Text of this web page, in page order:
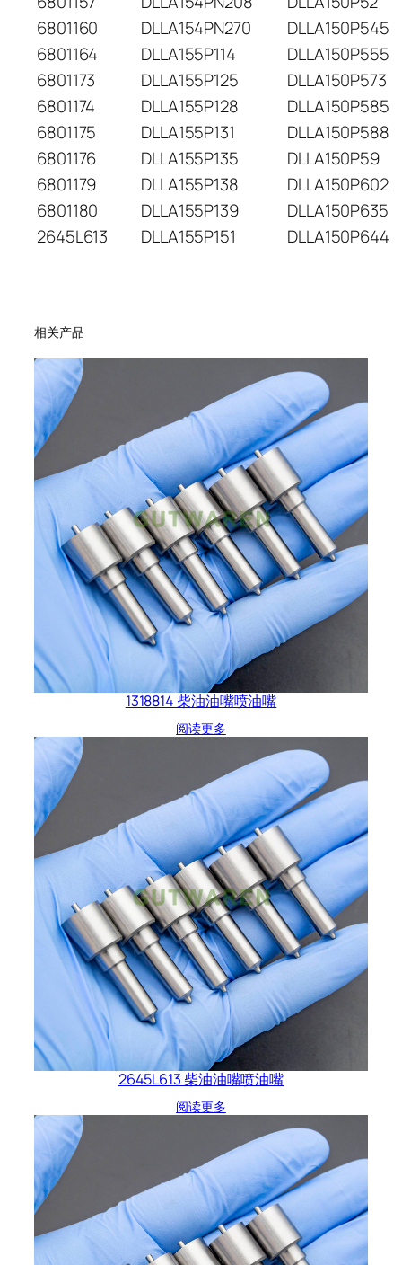
6801160
DLLA154PN270
DLLA150P545
6801164
DLLA155P114
DLLA150P555
6801173
DLLA155P125
DLLA150P573
6801174
DLLA155P128
DLLA150P585
6801175
DLLA155P131
DLLA150P588
6801176
DLLA155P135
DLLA150P59
6801179
DLLA155P138
DLLA150P602
6801180
DLLA155P139
DLLA150P635
2645L613
DLLA155P151 DLLA150P644
相关产品
1318814 柴油油嘴喷油嘴
阅读更多
2645L613 柴油油嘴喷油嘴
阅读更多